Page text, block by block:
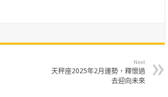
Next
天秤座2025年2月運勢，釋懷過
去迎向未來